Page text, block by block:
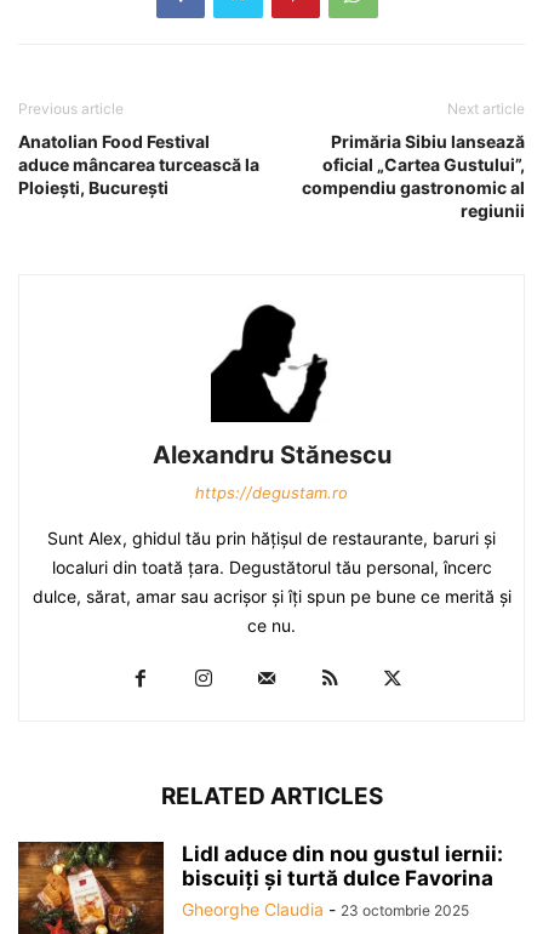
Previous article
Anatolian Food Festival
aduce mâncarea turcească la
Ploieşti, Bucureşti
Next article
Primăria Sibiu lansează
oficial „Cartea Gustului”,
compendiu gastronomic al
regiunii
Alexandru Stănescu
https://degustam.ro
Sunt Alex, ghidul tău prin hăţişul de restaurante, baruri şi
localuri din toată ţara. Degustătorul tău personal, încerc
dulce, sărat, amar sau acrişor şi îţi spun pe bune ce merită şi
ce nu.
RELATED ARTICLES
Lidl aduce din nou gustul iernii:
biscuiți și turtă dulce Favorina
Gheorghe Claudia - 23 octombrie 2025